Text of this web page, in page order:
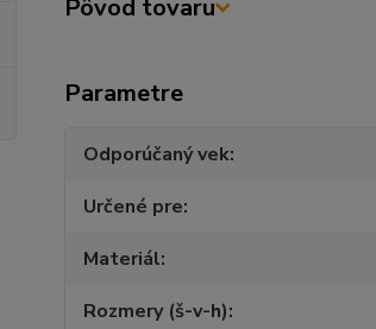
Pôvod tovaru
Parametre
Odporúčaný vek
Určené pre
Materiál
Rozmery (š-v-h)